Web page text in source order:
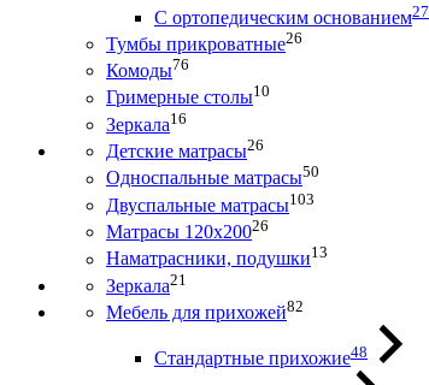
С ортопедическим основанием27
Тумбы прикроватные26
Комоды76
Гримерные столы10
Зеркала16
Детские матрасы26
Односпальные матрасы50
Двуспальные матрасы103
Матрасы 120х20026
Наматрасники, подушки13
Зеркала21
Мебель для прихожей82
Стандартные прихожие48